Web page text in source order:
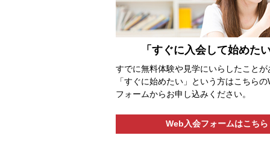
「すぐに入会して始めた
すでに無料体験や見学にいらしたことが
「すぐに始めたい」という方はこちら
フォームからお申し込みください。
Web入会フォームはこちら